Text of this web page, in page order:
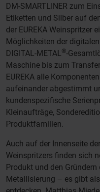
DM-SMARTLINER zum
Etiketten und Silber auf
der EUREKA Weinspritzer
Möglichkeiten der
DIGITAL-METAL®-
Maschine bis zum
EUREKA alle
aufeinander abgestimmt
kundenspezifische
Kleinaufträge,
Produktfamilien.
Auch auf der Innenseite
Weinspritzers finden sich
Produkt und den
Metallisierung – es gibt